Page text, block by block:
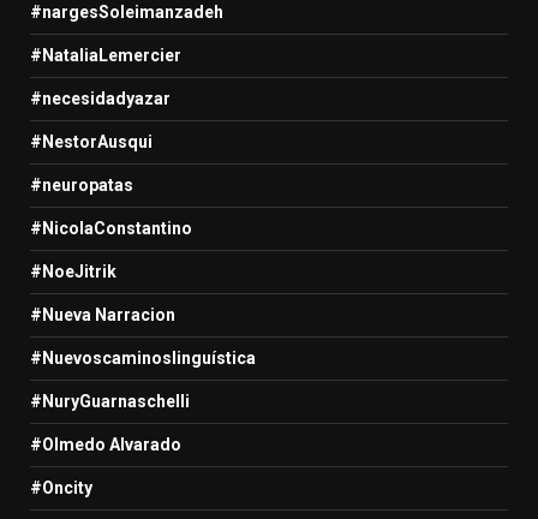
#nargesSoleimanzadeh
#NataliaLemercier
#necesidadyazar
#NestorAusqui
#neuropatas
#NicolaConstantino
#NoeJitrik
#Nueva Narracion
#Nuevoscaminoslinguística
#NuryGuarnaschelli
#Olmedo Alvarado
#Oncity